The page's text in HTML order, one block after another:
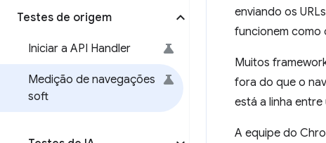
Testes de origem
Iniciar a API Handler
Medição de navegações
soft
enviando os
funcionem como
Muitos
fora do que o
está a linha
A equipe do